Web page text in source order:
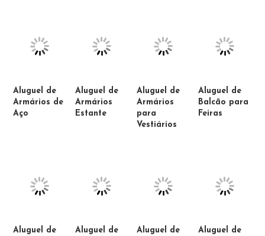
Aluguel de
Armários de
Aço
Aluguel de
Armários
Estante
Aluguel de
Armários
para
Vestiários
Aluguel de
Balcão para
Feiras
Aluguel de
Aluguel de
Aluguel de
Aluguel de